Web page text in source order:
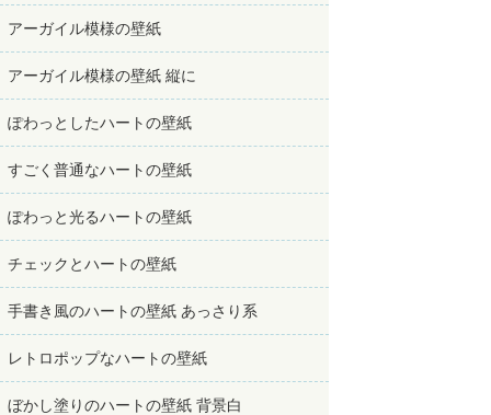
アーガイル模様の壁紙
アーガイル模様の壁紙 縦に
ぽわっとしたハートの壁紙
すごく普通なハートの壁紙
ぽわっと光るハートの壁紙
チェックとハートの壁紙
手書き風のハートの壁紙 あっさり系
レトロポップなハートの壁紙
ぼかし塗りのハートの壁紙 背景白